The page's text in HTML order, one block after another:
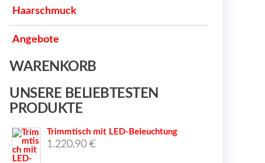
Haarschmuck
Angebote
WARENKORB
UNSERE BELIEBTESTEN
PRODUKTE
Trimmtisch mit LED-Beleuchtung
1.220,90 €